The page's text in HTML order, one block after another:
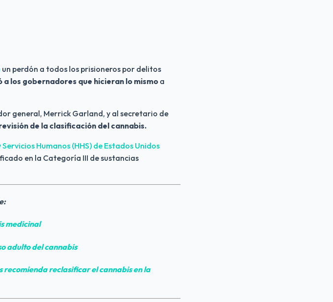
un perdón a todos los prisioneros por delitos
a los gobernadores que hicieran lo mismo a
general, Merrick Garland, y al secretario de
de la clasificación del cannabis.
Humanos (HHS) de Estados Unidos
en la Categoría III de sustancias
medicinal
adulto del cannabis
recomienda reclasificar el cannabis en la